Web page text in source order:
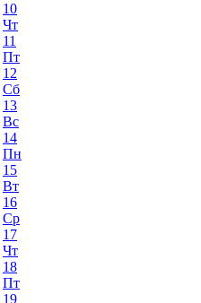
10
Чт
11
Пт
12
Сб
13
Вс
14
Пн
15
Вт
16
Ср
17
Чт
18
Пт
19